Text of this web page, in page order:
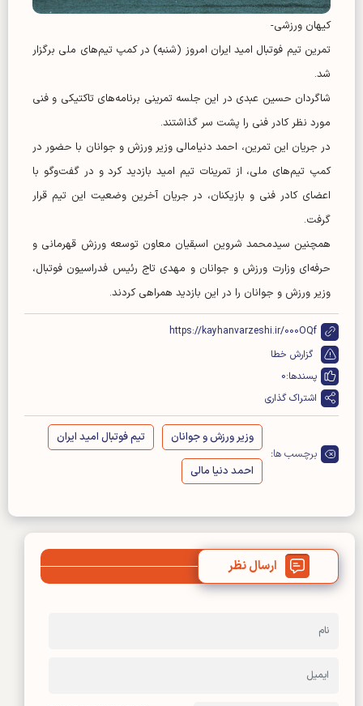
کیهان ورزشی-
تمرین تیم فوتبال امید ایران امروز (شنبه) در کمپ تیم‌های ملی برگزار
شد.
شاگردان حسین عبدی در این جلسه تمرینی برنامه‌های تاکتیکی و فنی
مورد نظر کادر فنی را پشت سر گذاشتند.
در جریان این تمرین، احمد دنیامالی وزیر ورزش و جوانان با حضور در
کمپ تیم‌های ملی، از تمرینات تیم امید بازدید کرد و در گفت‌و‌گو با
اعضای کادر فنی و بازیکنان، در جریان آخرین وضعیت این تیم قرار
گرفت.
همچنین سیدمحمد شروین اسبقیان معاون توسعه ورزش قهرمانی و
حرفه‌ای وزارت ورزش و جوانان و مهدی تاج رئیس فدراسیون فوتبال،
وزیر ورزش و جوانان را در این بازدید همراهی کردند.
https://kayhanvarzeshi.ir/000OQf
گزارش خطا
پسندها:0
اشتراک گذاری
برچسب ها:
وزیر ورزش و جوانان تیم فوتبال امید ایران
احمد دنیا مالی
ارسال نظر